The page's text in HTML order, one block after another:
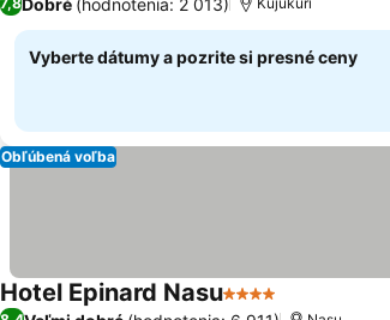
Vyberte dátumy a pozrite si presné ceny
Obľúbená voľba
Hotel Epinard Nasu4 Počet hviezdičiek